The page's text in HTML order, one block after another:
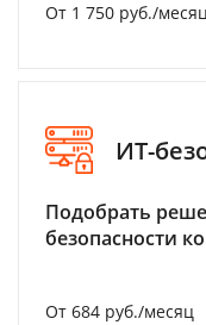
От 1 750 руб./
ИТ-
Подобрать
безопасности
От 684 руб./месяц